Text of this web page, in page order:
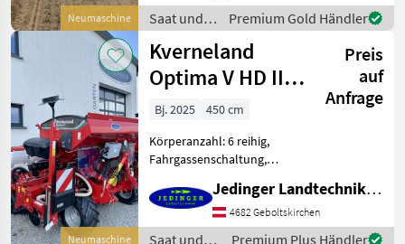
Neumaschine
der Fa. Schwarzmayr zeigt
Ihne
Saat und
Pflege /
Kverneland
Premium Gold Händler
Neumaschine
Kverneland
Optima V HD II
eDrive
Preis
auf
Anfrage
Bj. 2025
450 cm
Körperanzahl: 6 reihig,
Fahrgassenschaltung,
Rüben,
Reihendüngerstreuer, Mais,
Gummidruckrollen,
Jedinger Landtechnik GmbH
4682 Geboltskirchen
Saat und
Premium Plus Händler